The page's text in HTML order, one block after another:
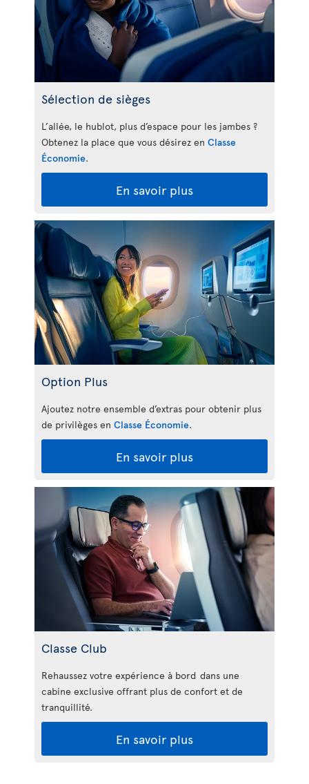
Sélection de sièges
L’allée, le hublot, plus d’espace pour les jambes ?
Obtenez la place que vous désirez en Classe
Économie.
En savoir plus
Option Plus
Ajoutez notre ensemble d’extras pour obtenir plus
de privilèges en Classe Économie.
En savoir plus
Classe Club
Rehaussez votre expérience à bord dans une
cabine exclusive offrant plus de confort et de
tranquillité.
En savoir plus